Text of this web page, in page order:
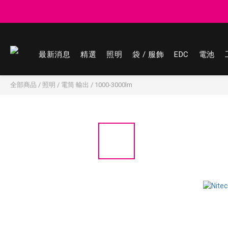
最新消息 精選 照明 袋 / 服飾 EDC 電池
全部商品 / 照明 / 電筒 輸出 / 1000-3000lm